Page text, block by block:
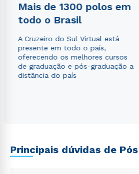
Mais de 1300 polos em
todo o Brasil
A Cruzeiro do Sul Virtual está
presente em todo o país,
oferecendo os melhores cursos
de graduação e pós-graduação a
distância do país
Principais dúvidas de
Estou de acordo com a Política de
autorizo que meus dados sejam
envio de conteúdos da Cruzeiro do